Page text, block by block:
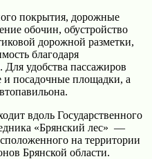
покрытия, дорожные
обочин, обустройство
дорожной разметки,
благодаря
удобства пассажиров
и посадочные площадки, а
вдоль Государственного
«Брянский лес» —
на территории
Брянской области.